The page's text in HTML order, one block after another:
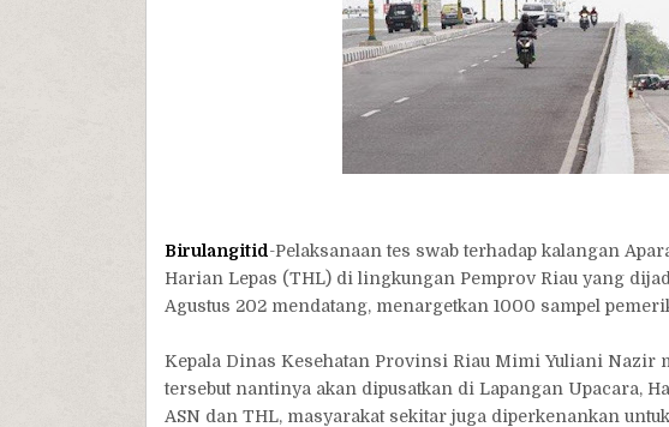
Birulangitid -Pelaksanaan tes swab terhadap kalangan
Harian Lepas (THL) di lingkungan Pemprov Riau yang
Agustus 202 mendatang, menargetkan 1000 sampel
Kepala Dinas Kesehatan Provinsi Riau Mimi Yuliani Nazir
tersebut nantinya akan dipusatkan di Lapangan Upacara,
ASN dan THL, masyarakat sekitar juga diperkenankan